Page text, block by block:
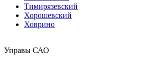
Тимирязевский
Хорошевский
Ховрино
Управы САО